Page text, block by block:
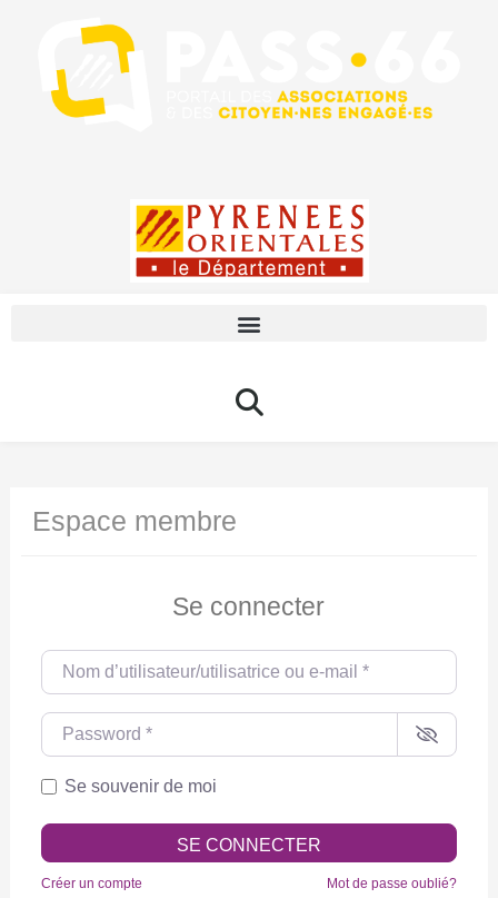
Espace membre
Se connecter
Nom d’utilisateur/utilisatrice ou e-mail
Password
Se souvenir de moi
SE CONNECTER
Créer un compte Mot de passe oublié?